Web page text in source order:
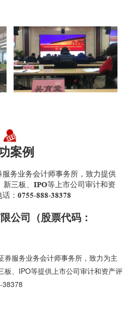
案例
务业务会计师事务所，致力提供
三板、IPO等上市公司审计和资
：0755-888-38378
公司（股票代码：
券服务业务会计师事务所，致力为主
板、IPO等提供上市公司审计和资产评
38378